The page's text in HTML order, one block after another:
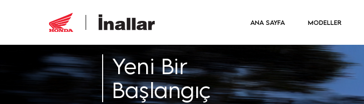
ANA SAYFA MODELLER
Yeni Bir
Başlangıç